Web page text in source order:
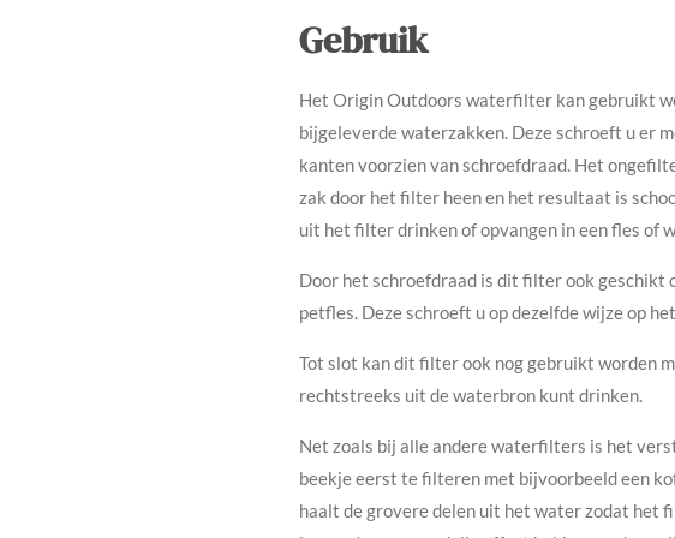
Gebruik
Het Origin Outdoors waterfilter kan gebruikt
bijgeleverde waterzakken. Deze schroeft u er
kanten voorzien van schroefdraad. Het
zak door het filter heen en het resultaat is
uit het filter drinken of opvangen in een fles of
Door het schroefdraad is dit filter ook geschikt
petfles. Deze schroeft u op dezelfde wijze op
Tot slot kan dit filter ook nog gebruikt worden
rechtstreeks uit de waterbron kunt drinken.
Net zoals bij alle andere waterfilters is het
beekje eerst te filteren met bijvoorbeeld een
haalt de grovere delen uit het water zodat het